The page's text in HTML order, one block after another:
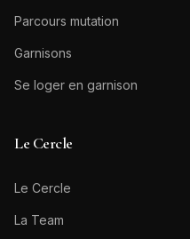
Parcours mutation
Garnisons
Se loger en garnison
Le Cercle
Le Cercle
La Team